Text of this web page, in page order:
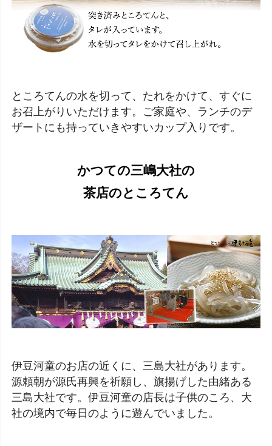
ところてんの水を切って、たれをかけて、すぐに
お召上がりいただけます。ご家庭や、ランチのデ
ザートにも持っていきやすいカップ入りです。
かつての三嶋大社の
茶店のところてん
伊豆河童のお店の近くに、三島大社があります。
源頼朝が源氏再興を祈願し、旗揚げした由緒ある
三島大社です。伊豆河童の店長は子供のころ、大
社の境内で毎日のように遊んでいました。